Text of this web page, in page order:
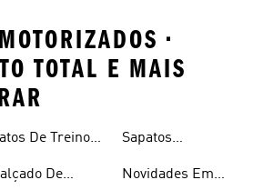
•
TOTAL E MAIS
De Treino
De
Petronas F1
Sapatos
Petronas F1
Novidades Em